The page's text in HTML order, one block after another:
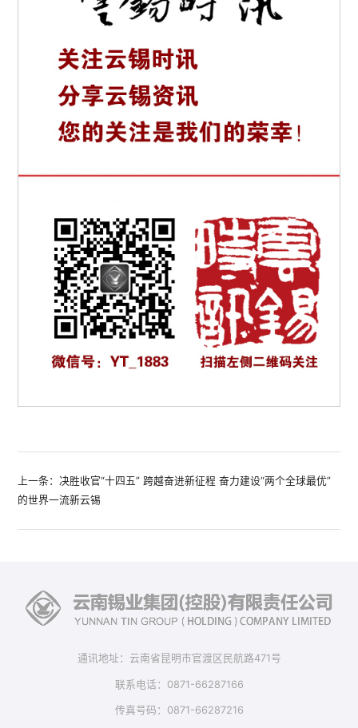
上一条：决胜收官“十四五” 跨越奋进新征程 奋力建设“两个全球最优”
的世界一流新云锡
通讯地址：云南省昆明市官渡区民航路471号
联系电话：0871-66287166
传真号码：0871-66287216